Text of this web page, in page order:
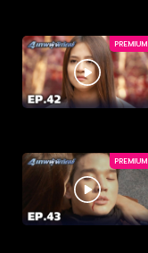
PREMIUM
PREMIUM